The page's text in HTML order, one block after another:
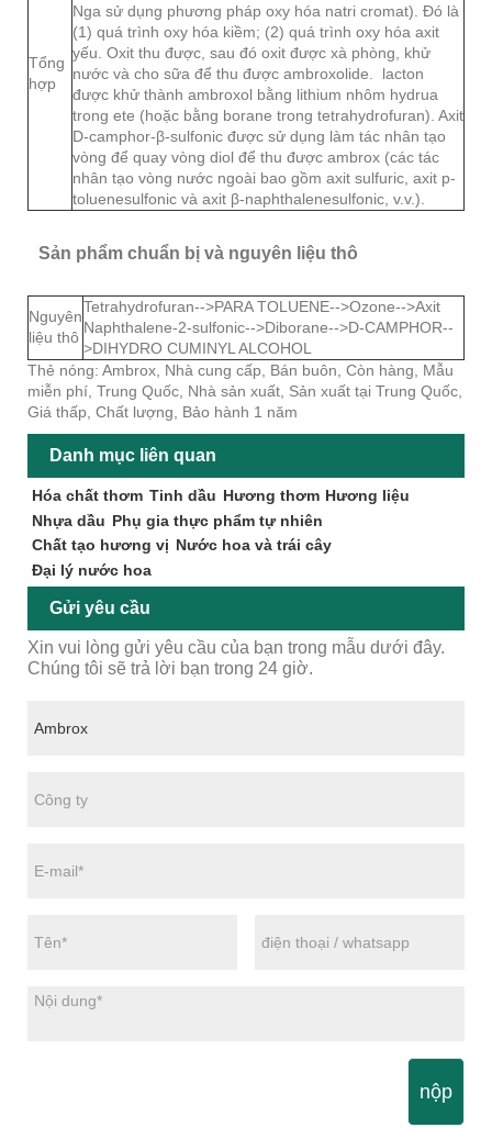
Tổng
hợp
Nga sử dụng phương pháp oxy hóa natri cromat). Đó là
(1) quá trình oxy hóa kiềm; (2) quá trình oxy hóa axit
yếu. Oxit thu được, sau đó oxit được xà phòng, khử
nước và cho sữa để thu được ambroxolide. lacton
được khử thành ambroxol bằng lithium nhôm hydrua
trong ete (hoặc bằng borane trong tetrahydrofuran). Axit
D-camphor-β-sulfonic được sử dụng làm tác nhân tạo
vòng để quay vòng diol để thu được ambrox (các tác
nhân tạo vòng nước ngoài bao gồm axit sulfuric, axit p-
toluenesulfonic và axit β-naphthalenesulfonic, v.v.).
Sản phẩm chuẩn bị và nguyên liệu thô
Nguyên
liệu thô
Tetrahydrofuran-->PARA TOLUENE-->Ozone-->Axit
Naphthalene-2-sulfonic-->Diborane-->D-CAMPHOR--
>DIHYDRO CUMINYL ALCOHOL
Thẻ nóng: Ambrox, Nhà cung cấp, Bán buôn, Còn hàng, Mẫu
miễn phí, Trung Quốc, Nhà sản xuất, Sản xuất tại Trung Quốc,
Giá thấp, Chất lượng, Bảo hành 1 năm
Danh mục liên quan
Hóa chất thơm Tinh dầu Hương thơm Hương liệu
Nhựa dầu Phụ gia thực phẩm tự nhiên
Chất tạo hương vị Nước hoa và trái cây
Đại lý nước hoa
Gửi yêu cầu
Xin vui lòng gửi yêu cầu của bạn trong mẫu dưới đây.
Chúng tôi sẽ trả lời bạn trong 24 giờ.
nộp